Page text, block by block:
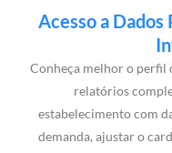
Acesso a Dados
Conheça melhor o perfil
relatórios
estabelecimento com
demanda, ajustar o